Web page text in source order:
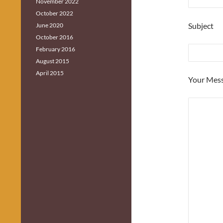
Subject
Your
October 2022
June 2020
October 2016
February 2016
August 2015
April 2015